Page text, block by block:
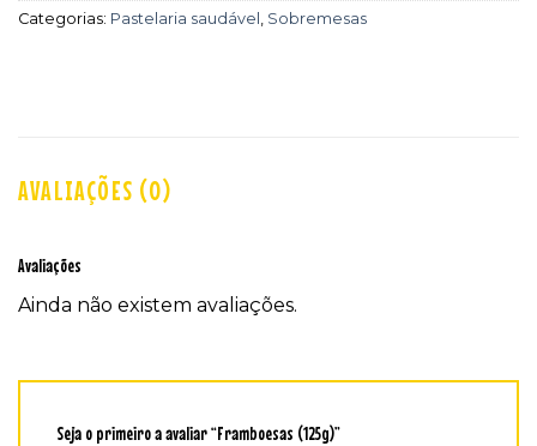
Categorias: Pastelaria saudável Sobremesas
AVALIAÇÕES (0)
Avaliações
Ainda não existem avaliações.
Seja o primeiro a avaliar “Framboesas (125g)”